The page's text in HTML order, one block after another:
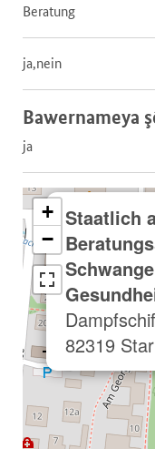
Beratung
ja,nein
Bawernameya
ja
Staatlich
82319
+
−